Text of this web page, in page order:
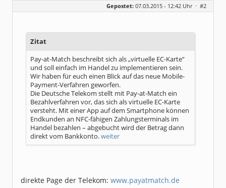
Dabei seit:
06 / 2008
Gepostet: 07.03.2015 - 12:42 Uhr · #2
Zitat
Pay-at-Match beschreibt sich als „virtuelle EC-Karte“
und soll einfach im Handel zu implementieren sein.
Wir haben für euch einen Blick auf das neue Mobile-
Payment-Verfahren geworfen.
Die Deutsche Telekom stellt mit Pay-at-Match ein
Bezahlverfahren vor, das sich als virtuelle EC-Karte
versteht. Mit einer App auf dem Smartphone können
Endkunden an NFC-fähigen Zahlungsterminals im
Handel bezahlen – abgebucht wird der Betrag dann
direkt vom Bankkonto.weiter
direkte Page der Telekom: www.payatmatch.de